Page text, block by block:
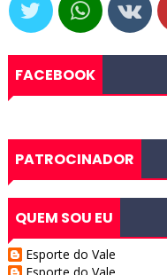
FACEBOOK
PATROCINADOR
QUEM SOU EU
Esporte do Vale